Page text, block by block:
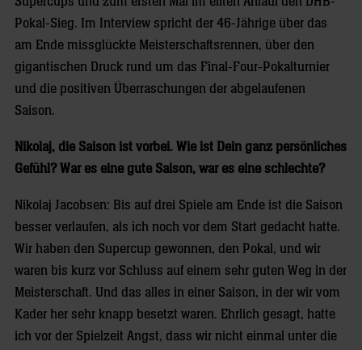
Pokal-Sieg. Im Interview spricht der 46-Jährige über das
am Ende missglückte Meisterschaftsrennen, über den
gigantischen Druck rund um das Final-Four-Pokalturnier
und die positiven Überraschungen der abgelaufenen
Saison.
Nikolaj, die Saison ist vorbei. Wie ist Dein ganz persönliches
Gefühl? War es eine gute Saison, war es eine schlechte?
Nikolaj Jacobsen: Bis auf drei Spiele am Ende ist die Saison
besser verlaufen, als ich noch vor dem Start gedacht hatte.
Wir haben den Supercup gewonnen, den Pokal, und wir
waren bis kurz vor Schluss auf einem sehr guten Weg in der
Meisterschaft. Und das alles in einer Saison, in der wir vom
Kader her sehr knapp besetzt waren. Ehrlich gesagt, hatte
ich vor der Spielzeit Angst, dass wir nicht einmal unter die